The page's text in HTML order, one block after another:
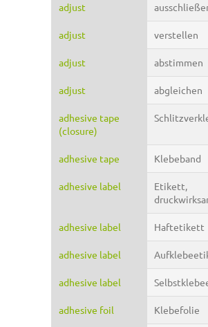
adjust
adjust verstellen
adjust abstimmen
adjust abgleichen
adhesive tape
(closure)
adhesive tape Klebeband
adhesive label
Etikett,
adhesive label Haftetikett
adhesive label
adhesive label
adhesive foil Klebefolie